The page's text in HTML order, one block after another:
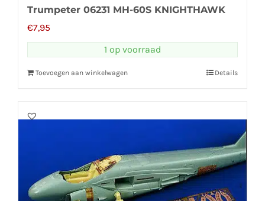
Trumpeter 06231 MH-60S KNIGHTHAWK
€7,95
1 op voorraad
Toevoegen aan winkelwagen Details